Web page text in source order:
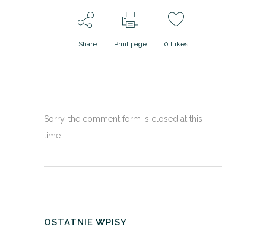
Share Print page 0 Likes
Sorry, the comment form is closed at this
time.
OSTATNIE WPISY